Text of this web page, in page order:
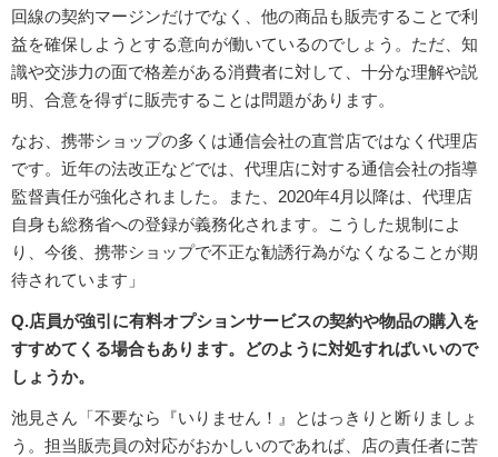
回線の契約マージンだけでなく、他の商品も販売することで利
益を確保しようとする意向が働いているのでしょう。ただ、知
識や交渉力の面で格差がある消費者に対して、十分な理解や説
明、合意を得ずに販売することは問題があります。
なお、携帯ショップの多くは通信会社の直営店ではなく代理店
です。近年の法改正などでは、代理店に対する通信会社の指導
監督責任が強化されました。また、2020年4月以降は、代理店
自身も総務省への登録が義務化されます。こうした規制によ
り、今後、携帯ショップで不正な勧誘行為がなくなることが期
待されています」
Q.店員が強引に有料オプションサービスの契約や物品の購入を
すすめてくる場合もあります。どのように対処すればいいので
しょうか。
池見さん「不要なら『いりません！』とはっきりと断りましょ
う。担当販売員の対応がおかしいのであれば、店の責任者に苦